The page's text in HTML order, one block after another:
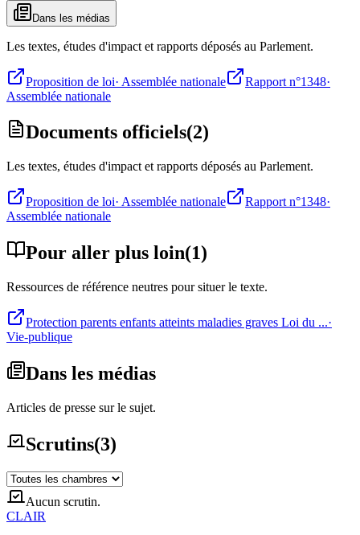
Dans les médias
Les textes, études d'impact et rapports déposés au Parlement.
Proposition de loi· Assemblée nationale Rapport n°1348·
Assemblée nationale
Documents officiels(2)
Les textes, études d'impact et rapports déposés au Parlement.
Proposition de loi· Assemblée nationale Rapport n°1348·
Assemblée nationale
Pour aller plus loin(1)
Ressources de référence neutres pour situer le texte.
Protection parents enfants atteints maladies graves Loi du ...·
Vie-publique
Dans les médias
Articles de presse sur le sujet.
Scrutins(3)
Aucun scrutin.
CLAIR